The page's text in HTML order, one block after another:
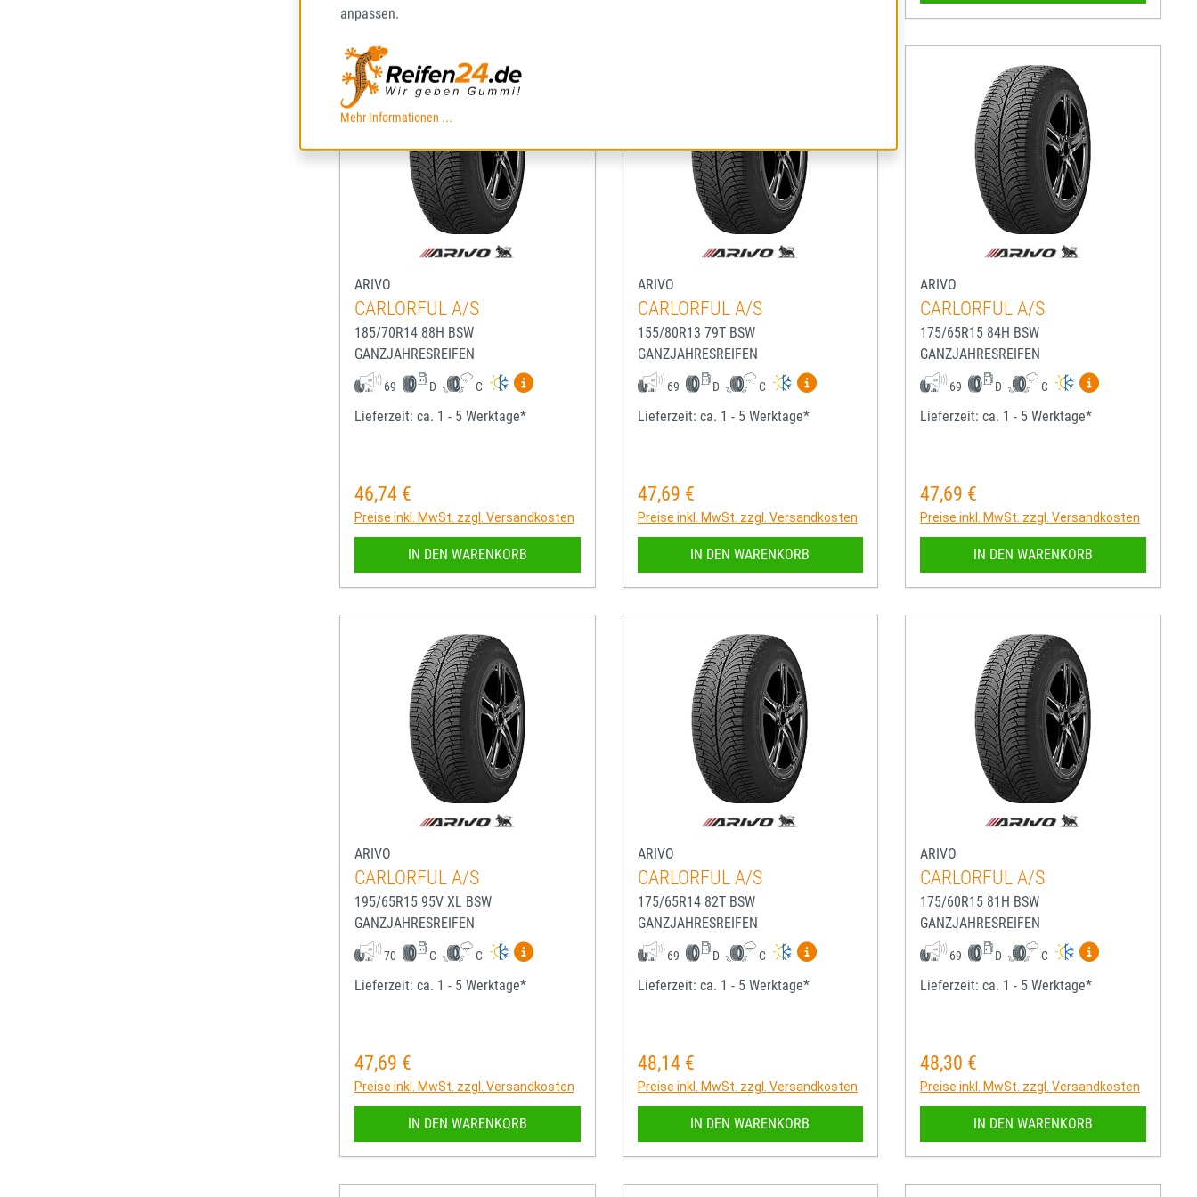
ARIVO
CARLORFUL A/S
185/70R14 88H BSW
GANZJAHRESREIFEN
69 D C
Mehr Informationen zum EU-Reifenlabel anzeigen
Lieferzeit: ca. 1 - 5 Werktage*
Regulärer Preis:
46,74 €
Preise inkl. MwSt. zzgl. Versandkosten
IN DEN WARENKORB
ARIVO
CARLORFUL A/S
155/80R13 79T BSW
GANZJAHRESREIFEN
69 D C
Mehr Informationen zum EU-Reifenlabel anzeigen
Lieferzeit: ca. 1 - 5 Werktage*
Regulärer Preis:
47,69 €
Preise inkl. MwSt. zzgl. Versandkosten
IN DEN WARENKORB
ARIVO
CARLORFUL A/S
175/65R15 84H BSW
GANZJAHRESREIFEN
69 D C
Mehr
Lieferzeit: ca. 1 - 5 Werktage*
Regulärer Preis:
47,69 €
Preise inkl. MwSt. zzgl. Versandkosten
IN DEN WARENKORB
ARIVO
CARLORFUL A/S
195/65R15 95V XL BSW
GANZJAHRESREIFEN
70 C C
Mehr Informationen zum EU-Reifenlabel anzeigen
Lieferzeit: ca. 1 - 5 Werktage*
Regulärer Preis:
47,69 €
Preise inkl. MwSt. zzgl. Versandkosten
IN DEN WARENKORB
ARIVO
CARLORFUL A/S
175/65R14 82T BSW
GANZJAHRESREIFEN
69 D C
Mehr Informationen zum EU-Reifenlabel anzeigen
Lieferzeit: ca. 1 - 5 Werktage*
Regulärer Preis:
48,14 €
Preise inkl. MwSt. zzgl. Versandkosten
IN DEN WARENKORB
ARIVO
CARLORFUL A/S
175/60R15 81H BSW
GANZJAHRESREIFEN
69 D C
Mehr
Lieferzeit: ca. 1 - 5 Werktage*
Regulärer Preis:
48,30 €
Preise inkl. MwSt. zzgl. Versandkosten
IN DEN WARENKORB
anpassen.
Mehr Informationen ...